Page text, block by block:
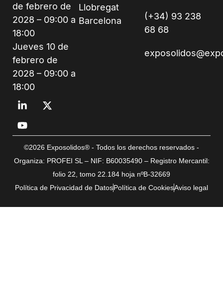
de febrero de
2028 – 09:00 a
18:00
Jueves 10 de
febrero de
2028 – 09:00 a
18:00
Llobregat
Barcelona
(+34) 93 238
68 68
©2026 Exposolidos® - Todos los derechos reservados -
Organiza: PROFEI SL – NIF: B60035490 – Registro Mercantil:
folio 22, tomo 22.184 hoja nºB-32669
Política de Privacidad de DatosPolítica de CookiesAviso legal